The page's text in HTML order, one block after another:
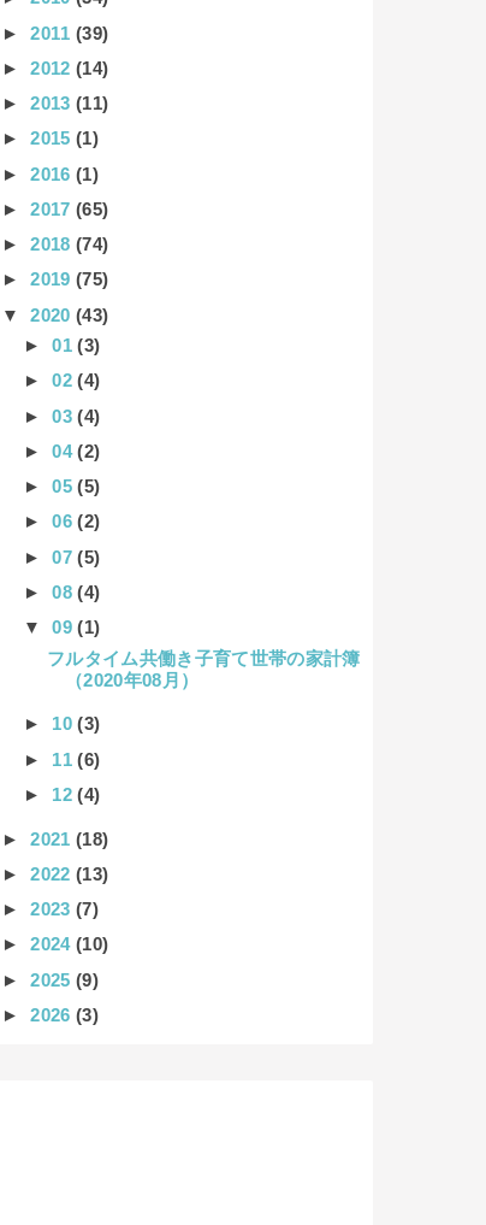
►2011(39)
►2012(14)
►2013(11)
►2015(1)
►2016(1)
►2017(65)
►2018(74)
►2019(75)
▼2020(43)
►01(3)
►02(4)
►03(4)
►04(2)
►05(5)
►06(2)
►07(5)
►08(4)
▼09(1)
フルタイム共働き子育て世帯の家計簿
（2020年08月）
► 10(3)
► 11(6)
► 12(4)
►2021(18)
►2022(13)
►2023(7)
►2024(10)
►2025(9)
►2026(3)